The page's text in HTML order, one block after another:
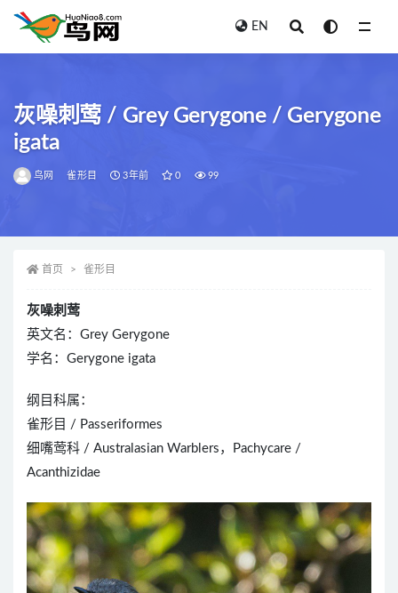
EN
灰噪刺莺 / Grey Gerygone / Gerygone
igata
鸟网 雀形目 3年前 0 99
首页 雀形目
灰噪刺莺
英文名：Grey Gerygone
学名：Gerygone igata
纲目科属：
雀形目 / Passeriformes
细嘴莺科 / Australasian Warblers，Pachycare /
Acanthizidae